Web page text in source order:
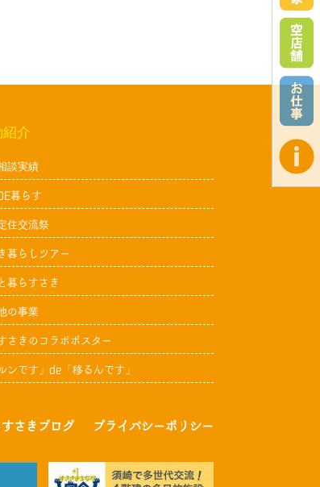
紹介
談実績
暮らす
住交流祭
暮らしツアー
暮らすさき
の事業
さきのコラボポスター
ンです」de「移るんです」
さきブログ プライバシーポリシー